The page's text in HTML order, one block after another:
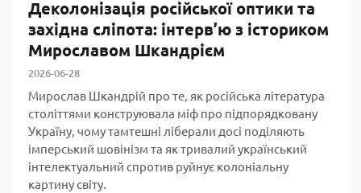
Деколонізація російської оптики та
західна сліпота: інтерв’ю з істориком
Мирославом Шкандрієм
2026-06-28
Мирослав Шкандрій про те, як російська література
століттями конструювала міф про підпорядковану
Україну, чому тамтешні ліберали досі поділяють
імперський шовінізм та як тривалий український
інтелектуальний спротив руйнує колоніальну
картину світу.